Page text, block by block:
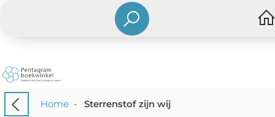
Home- Sterrenstof zijn wij